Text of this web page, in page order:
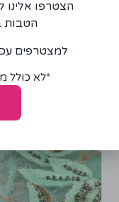
הצטרפו אלינו
הטבות
למצטרפים
*לא כולל